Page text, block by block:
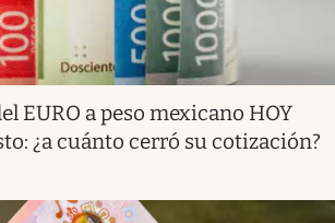
EURO a peso mexicano HOY
¿a cuánto cerró su cotización?